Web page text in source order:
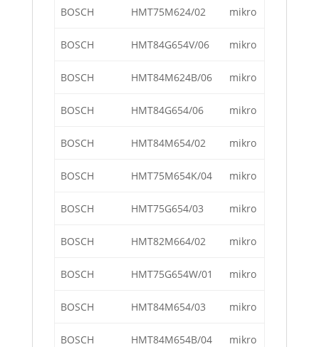
BOSCH HMT75M624/02 mikro
BOSCH HMT84G654V/06 mikro
BOSCH HMT84M624B/06 mikro
BOSCH HMT84G654/06 mikro
BOSCH HMT84M654/02 mikro
BOSCH HMT75M654K/04 mikro
BOSCH HMT75G654/03 mikro
BOSCH HMT82M664/02 mikro
BOSCH HMT75G654W/01 mikro
BOSCH HMT84M654/03 mikro
BOSCH HMT84M654B/04 mikro